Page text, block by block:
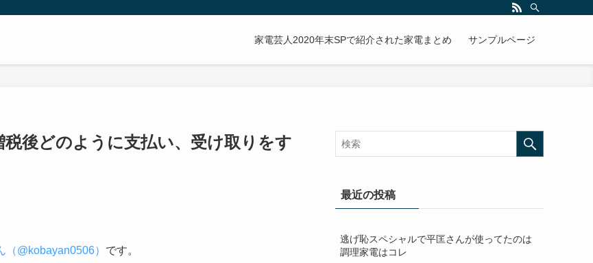
家電芸人2020年末SPで紹介された家電まとめ サンプルページ
後どのように支払い、受け取りをす
（@kobayan0506） です。
最近の投稿
逃げ恥スペシャルで平匡さんが使ってたのは
調理家電はコレ